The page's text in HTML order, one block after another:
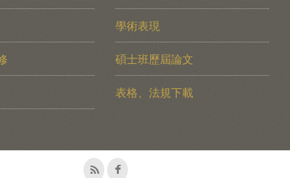
學術表現
碩士班歷屆論文
表格、法規下載